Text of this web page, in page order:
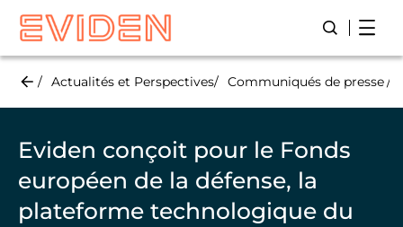
Skip
main
Lancer/
Actualités et Perspectives Communiqués de presse
Eviden conçoit pour le Fonds
européen de la défense, la
plateforme technologique du